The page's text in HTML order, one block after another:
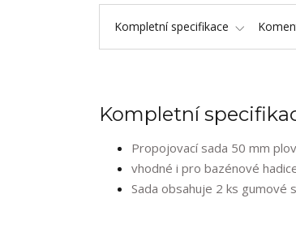
Kompletní specifikace
Kompletní
Propojovací sada 50 mm
vhodné i pro bazénové
Sada obsahuje 2 ks gumové